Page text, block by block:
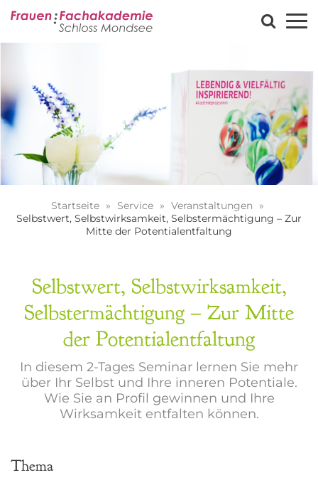
Startseite Service
Veranstaltungen
Selbstwert, Selbstwirksamkeit, Selbstermächtigung – Zur
Mitte der Potentialentfaltung
Selbstwert, Selbstwirksamkeit,
Selbstermächtigung – Zur Mitte
der Potentialentfaltung
In diesem 2-Tages Seminar lernen Sie mehr
über Ihr Selbst und Ihre inneren Potentiale.
Wie Sie an Profil gewinnen und Ihre
Wirksamkeit entfalten können.
Thema